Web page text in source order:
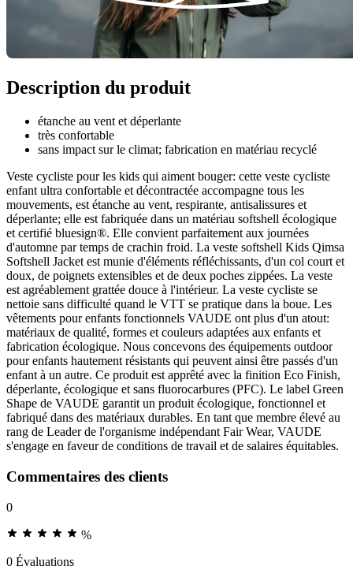
Description du produit
étanche au vent et déperlante
très confortable
sans impact sur le climat; fabrication en matériau recyclé
Veste cycliste pour les kids qui aiment bouger: cette veste cycliste
enfant ultra confortable et décontractée accompagne tous les
mouvements, est étanche au vent, respirante, antisalissures et
déperlante; elle est fabriquée dans un matériau softshell écologique
et certifié bluesign®. Elle convient parfaitement aux journées
d'automne par temps de crachin froid. La veste softshell Kids Qimsa
Softshell Jacket est munie d'éléments réfléchissants, d'un col court et
doux, de poignets extensibles et de deux poches zippées. La veste
est agréablement grattée douce à l'intérieur. La veste cycliste se
nettoie sans difficulté quand le VTT se pratique dans la boue. Les
vêtements pour enfants fonctionnels VAUDE ont plus d'un atout:
matériaux de qualité, formes et couleurs adaptées aux enfants et
fabrication écologique. Nous concevons des équipements outdoor
pour enfants hautement résistants qui peuvent ainsi être passés d'un
enfant à un autre. Ce produit est apprêté avec la finition Eco Finish,
déperlante, écologique et sans fluorocarbures (PFC). Le label Green
Shape de VAUDE garantit un produit écologique, fonctionnel et
fabriqué dans des matériaux durables. En tant que membre élevé au
rang de Leader de l'organisme indépendant Fair Wear, VAUDE
s'engage en faveur de conditions de travail et de salaires équitables.
Commentaires des clients
0
%
0 Évaluations